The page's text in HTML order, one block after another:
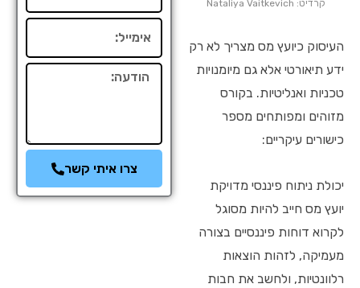
קרדיט: Nataliya Vaitkevich
העיסוק כיועץ מס מצריך לא רק
ידע תיאורטי אלא גם מיומנויות
טכניות ואנליטיות. בקורס
מזוהים ומפותחים מספר
כישורים עיקריים:
יכולת ניתוח פיננסי מדויקת
יועץ מס חייב להיות מסוגל
לקרוא דוחות פיננסיים בצורה
מעמיקה, לזהות הוצאות
רלוונטיות, ולחשב את חבות
הודעה
צרו איתי קשר